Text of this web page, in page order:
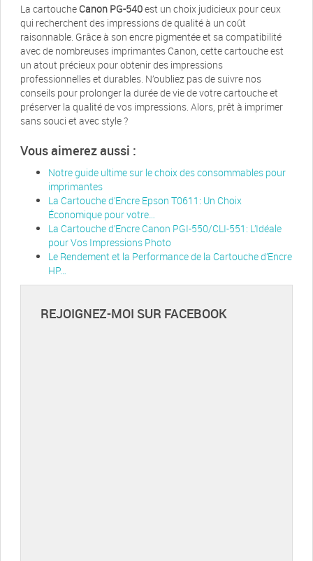
La cartouche Canon PG-540est un choix judicieux pour ceux
qui recherchent des impressions de qualité à un coût
raisonnable. Grâce à son encre pigmentée et sa compatibilité
avec de nombreuses imprimantes Canon, cette cartouche est
un atout précieux pour obtenir des impressions
professionnelles et durables. N’oubliez pas de suivre nos
conseils pour prolonger la durée de vie de votre cartouche et
préserver la qualité de vos impressions. Alors, prêt à imprimer
sans souci et avec style ?
Vous aimerez aussi :
Notre guide ultime sur le choix des consommables pour
imprimantes
La Cartouche d’Encre Epson T0611: Un Choix
Économique pour votre…
La Cartouche d’Encre Canon PGI-550/CLI-551: L’Idéale
pour Vos Impressions Photo
Le Rendement et la Performance de la Cartouche d’Encre
HP…
REJOIGNEZ-MOI SUR FACEBOOK